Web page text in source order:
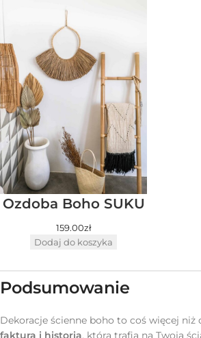
Ozdoba Boho SUKU
159.00zł
Dodaj do koszyka
Podsumowanie
Dekoracje ścienne boho to coś więcej niż
faktura i historia, która trafia na Twoją